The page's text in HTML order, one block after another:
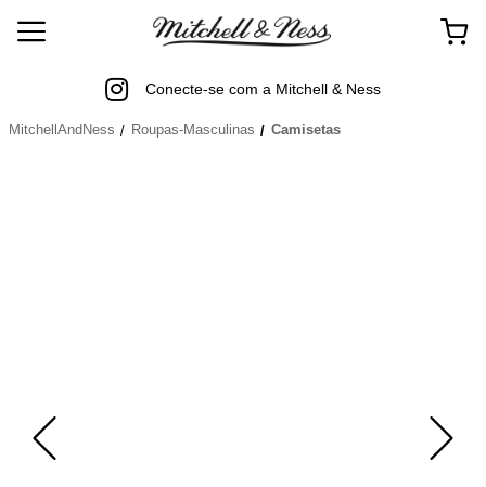
Conecte-se com a Mitchell & Ness
MitchellAndNess Roupas-Masculinas Camisetas